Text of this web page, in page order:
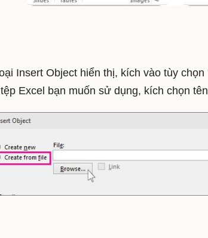
Insert Object hiển thị, kích vào tùy chọn
Excel bạn muốn sử dụng, kích chọn